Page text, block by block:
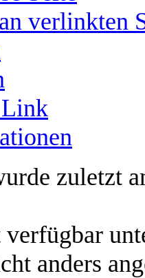
verlinkten
Link
zuletzt
anders